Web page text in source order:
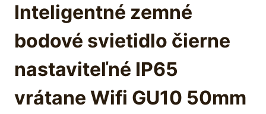
Inteligentné zemné
bodové svietidlo čierne
nastaviteľné IP65
vrátane Wifi GU10 50mm